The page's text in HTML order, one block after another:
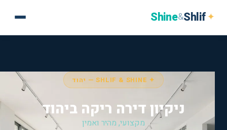
✦
Shlif
&
Shine
✦ SHLIF & SHINE — יהוד
ניקיון דירה ריקה ביהוד
מקצועי, מהיר ואמין